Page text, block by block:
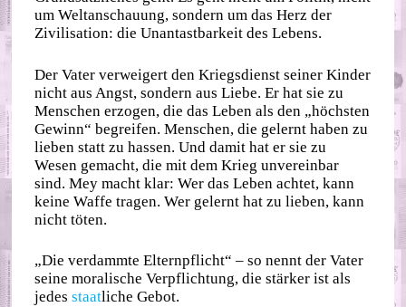
um Weltanschauung, sondern um das Herz der
Zivilisation: die Unantastbarkeit des Lebens.
Der Vater verweigert den Kriegsdienst seiner Kinder
nicht aus Angst, sondern aus Liebe. Er hat sie zu
Menschen erzogen, die das Leben als den „höchsten
Gewinn“ begreifen. Menschen, die gelernt haben zu
lieben statt zu hassen. Und damit hat er sie zu
Wesen gemacht, die mit dem Krieg unvereinbar
sind. Mey macht klar: Wer das Leben achtet, kann
keine Waffe tragen. Wer gelernt hat zu lieben, kann
nicht töten.
„Die verdammte Elternpflicht“ – so nennt der Vater
seine moralische Verpflichtung, die stärker ist als
jedesstaatliche Gebot.